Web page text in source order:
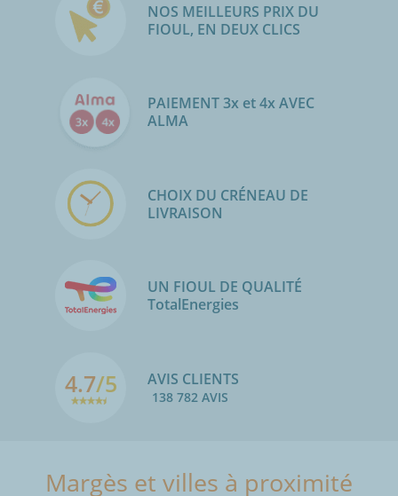
NOS MEILLEURS PRIX DU
FIOUL, EN DEUX CLICS
PAIEMENT 3x et 4x AVEC
ALMA
CHOIX DU CRÉNEAU DE
LIVRAISON
UN FIOUL DE QUALITÉ
TotalEnergies
4.7/5 AVIS CLIENTS
138 782 AVIS
Margès et villes à proximité